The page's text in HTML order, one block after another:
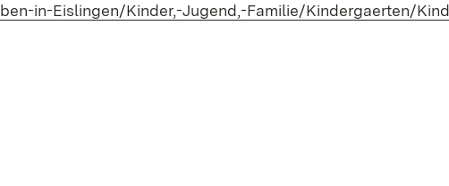
in-Eislingen/Kinder,-Jugend,-Familie/Kindergaerten/